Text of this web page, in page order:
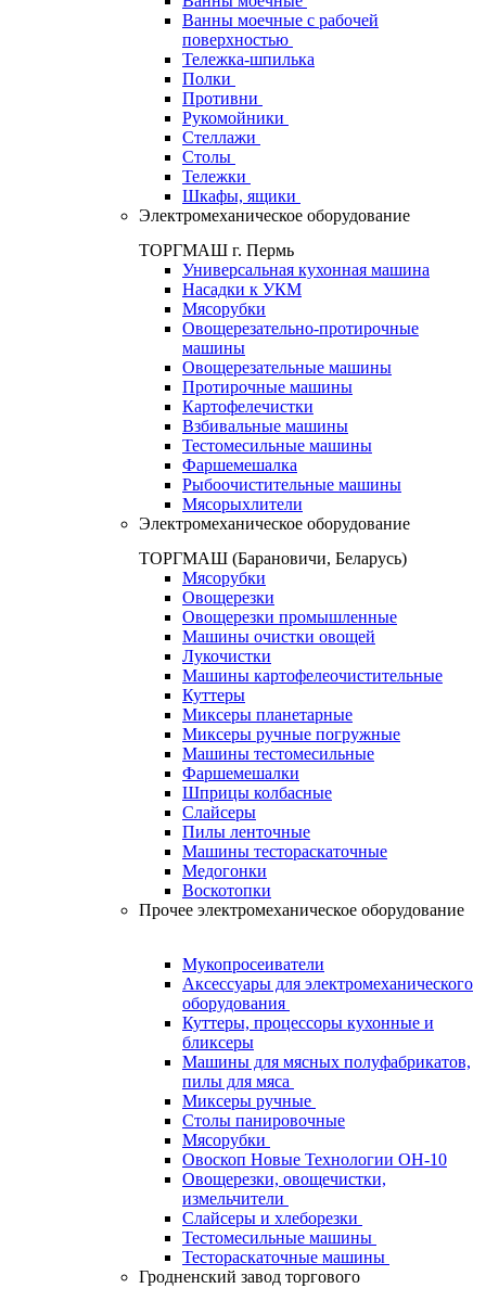
Ванны моечные с рабочей
поверхностью
Тележка-шпилька
Полки
Противни
Рукомойники
Стеллажи
Столы
Тележки
Шкафы, ящики
Электромеханическое оборудование
ТОРГМАШ г. Пермь
Универсальная кухонная машина
Насадки к УКМ
Мясорубки
Овощерезательно-протирочные
машины
Овощерезательные машины
Протирочные машины
Картофелечистки
Взбивальные машины
Тестомесильные машины
Фаршемешалка
Рыбоочистительные машины
Мясорыхлители
Электромеханическое оборудование
ТОРГМАШ (Барановичи, Беларусь)
Мясорубки
Овощерезки
Овощерезки промышленные
Машины очистки овощей
Лукочистки
Машины картофелеочистительные
Куттеры
Миксеры планетарные
Миксеры ручные погружные
Машины тестомесильные
Фаршемешалки
Шприцы колбасные
Слайсеры
Пилы ленточные
Машины тестораскаточные
Медогонки
Воскотопки
Прочее электромеханическое оборудование
Мукопросеиватели
Аксессуары для электромеханического
оборудования
Куттеры, процессоры кухонные и
бликсеры
Машины для мясных полуфабрикатов,
пилы для мяса
Миксеры ручные
Столы панировочные
Мясорубки
Овоскоп Новые Технологии ОН-10
Овощерезки, овощечистки,
измельчители
Слайсеры и хлеборезки
Тестомесильные машины
Тестораскаточные машины
Гродненский завод торгового